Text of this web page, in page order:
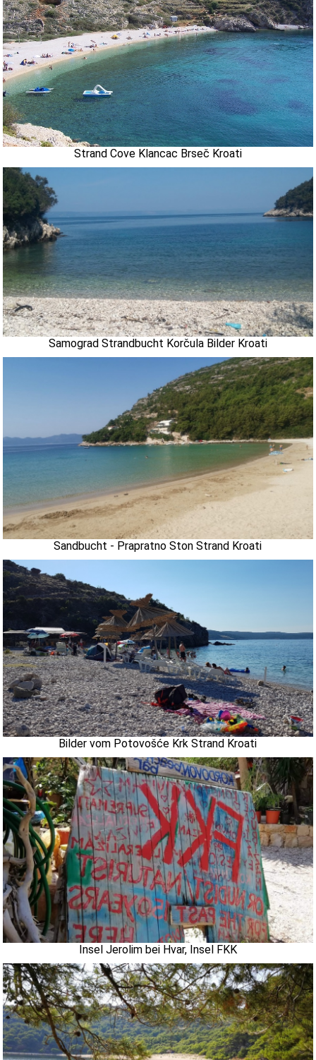
Strand Cove Klancac Brseč Kroati
Samograd Strandbucht Korčula Bilder Kroati
Sandbucht - Prapratno Ston Strand Kroati
Bilder vom Potovošće Krk Strand Kroati
Insel Jerolim bei Hvar, Insel FKK